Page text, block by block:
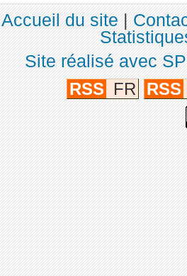
Accueil du site|
Site réalisé avec
RSS FR RSS